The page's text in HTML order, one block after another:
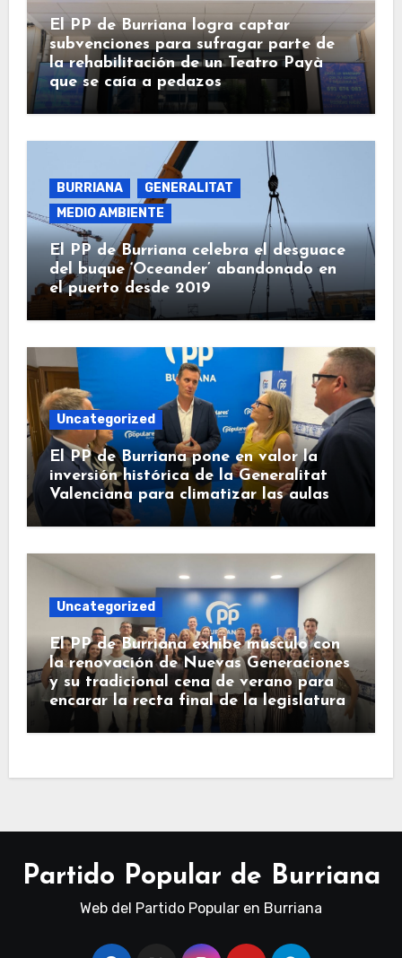
El PP de Burriana logra captar
subvenciones para sufragar parte de
la rehabilitación de un Teatro Payà
que se caía a pedazos
BURRIANA
GENERALITAT
MEDIO AMBIENTE
El PP de Burriana celebra el desguace
del buque ‘Oceander’ abandonado en
el puerto desde 2019
Uncategorized
El PP de Burriana pone en valor la
inversión histórica de la Generalitat
Valenciana para climatizar las aulas
Uncategorized
El PP de Burriana exhibe músculo con
la renovación de Nuevas Generaciones
y su tradicional cena de verano para
encarar la recta final de la legislatura
Partido Popular de Burriana
Web del Partido Popular en Burriana